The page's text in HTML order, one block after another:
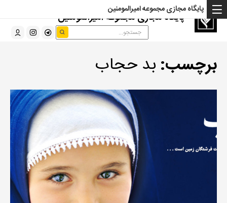
پایگاه مجازی مجموعه امیرالمومنین
پایگاه مجازی مجموعه امیرالمومنین
برچسب: بد حجاب